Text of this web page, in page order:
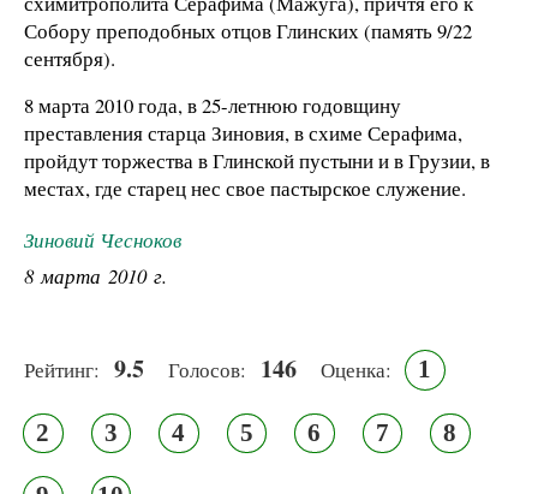
Собору преподобных отцов Глинских (память 9/22
сентября).
8 марта 2010 года, в 25-летнюю годовщину
преставления старца Зиновия, в схиме Серафима,
пройдут торжества в Глинской пустыни и в Грузии, в
местах, где старец нес свое пастырское служение.
Зиновий Чесноков
8 марта 2010 г.
Рейтинг: 9.5 Голосов: 146 Оценка: 1
2 3 4 5 6 7 8